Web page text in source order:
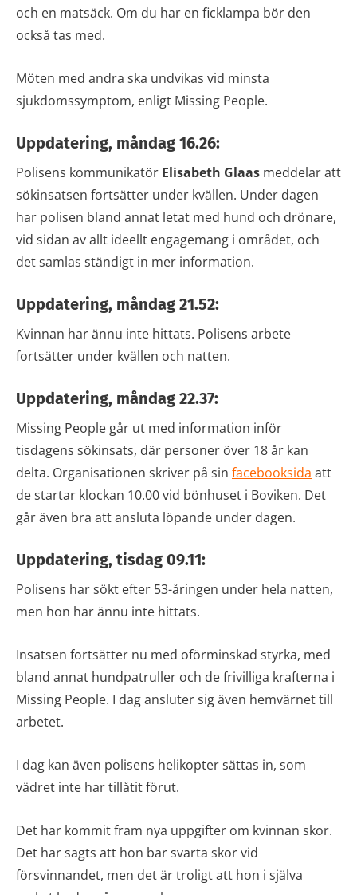
och en matsäck. Om du har en ficklampa bör den
också tas med.
Möten med andra ska undvikas vid minsta
sjukdomssymptom, enligt Missing People.
Uppdatering, måndag 16.26:
Polisens kommunikatör Elisabeth Glaas meddelar att
sökinsatsen fortsätter under kvällen. Under dagen
har polisen bland annat letat med hund och drönare,
vid sidan av allt ideellt engagemang i området, och
det samlas ständigt in mer information.
Uppdatering, måndag 21.52:
Kvinnan har ännu inte hittats. Polisens arbete
fortsätter under kvällen och natten.
Uppdatering, måndag 22.37:
Missing People går ut med information inför
tisdagens sökinsats, där personer över 18 år kan
delta. Organisationen skriver på sin facebooksida att
de startar klockan 10.00 vid bönhuset i Boviken. Det
går även bra att ansluta löpande under dagen.
Uppdatering, tisdag 09.11:
Polisens har sökt efter 53-åringen under hela natten,
men hon har ännu inte hittats.
Insatsen fortsätter nu med oförminskad styrka, med
bland annat hundpatruller och de frivilliga krafterna i
Missing People. I dag ansluter sig även hemvärnet till
arbetet.
I dag kan även polisens helikopter sättas in, som
vädret inte har tillåtit förut.
Det har kommit fram nya uppgifter om kvinnan skor.
Det har sagts att hon bar svarta skor vid
försvinnandet, men det är troligt att hon i själva